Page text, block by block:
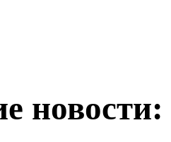
новости: